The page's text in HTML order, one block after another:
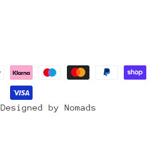
Designed by Nomads